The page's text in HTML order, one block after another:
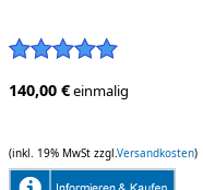
140,00 €einmalig
(inkl. 19% MwSt zzgl. Versandkosten)